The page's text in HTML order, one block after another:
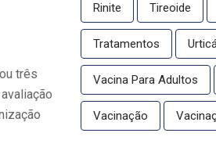
três
Rinite Tireoide
Tratamentos
Vacina Para Adultos
Vacinação